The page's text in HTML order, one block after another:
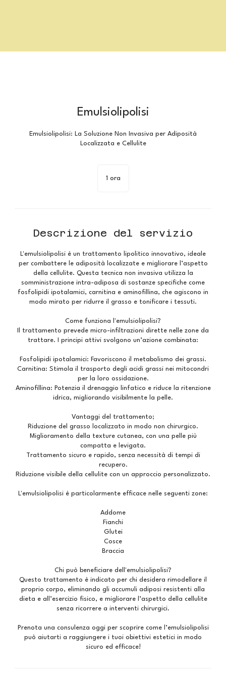
Emulsiolipolisi
Emulsiolipolisi: La Soluzione Non Invasiva per Adiposità
Localizzata e Cellulite
1 ora
Descrizione del servizio
L'emulsiolipolisi è un trattamento lipolitico innovativo, ideale
per combattere le adiposità localizzate e migliorare l’aspetto
della cellulite. Questa tecnica non invasiva utilizza la
somministrazione intra-adiposa di sostanze specifiche come
fosfolipidi ipotalamici, carnitina e aminofillina, che agiscono in
modo mirato per ridurre il grasso e tonificare i tessuti.
Come funziona l'emulsiolipolisi?
Il trattamento prevede micro-infiltrazioni dirette nelle zone da
trattare. I principi attivi svolgono un’azione combinata:
Fosfolipidi ipotalamici: Favoriscono il metabolismo dei grassi.
Carnitina: Stimola il trasporto degli acidi grassi nei mitocondri
per la loro ossidazione.
Aminofillina: Potenzia il drenaggio linfatico e riduce la ritenzione
idrica, migliorando visibilmente la pelle.
Vantaggi del trattamento;
Riduzione del grasso localizzato in modo non chirurgico.
Miglioramento della texture cutanea, con una pelle più
compatta e levigata.
Trattamento sicuro e rapido, senza necessità di tempi di
recupero.
Riduzione visibile della cellulite con un approccio personalizzato.
L'emulsiolipolisi è particolarmente efficace nelle seguenti zone:
Addome
Fianchi
Glutei
Cosce
Braccia
Chi può beneficiare dell'emulsiolipolisi?
Questo trattamento è indicato per chi desidera rimodellare il
proprio corpo, eliminando gli accumuli adiposi resistenti alla
dieta e all’esercizio fisico, e migliorare l’aspetto della cellulite
senza ricorrere a interventi chirurgici.
Prenota una consulenza oggi per scoprire come l’emulsiolipolisi
può aiutarti a raggiungere i tuoi obiettivi estetici in modo
sicuro ed efficace!